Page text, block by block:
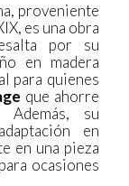
proveniente
es una obra
por su
en madera
para quienes
que ahorre
su
en
en una pieza
ocasiones